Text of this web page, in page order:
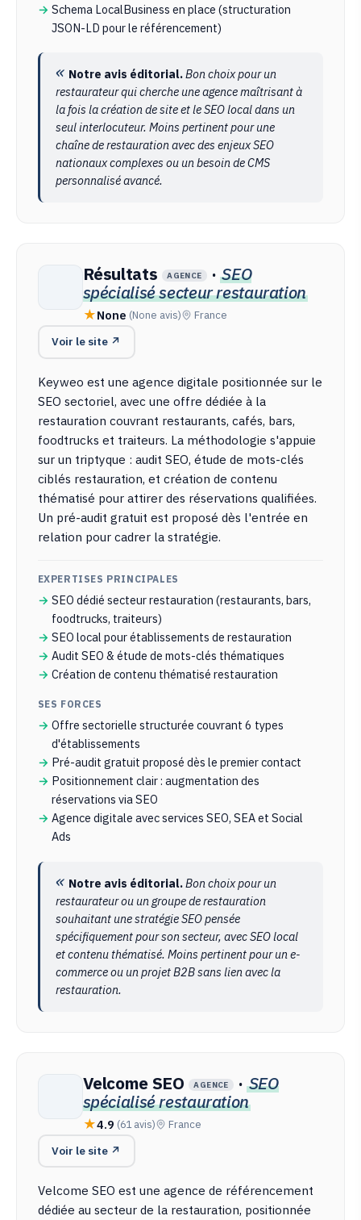
Schema LocalBusiness en place (structuration
JSON-LD pour le référencement)
Notre avis éditorial.Bon choix pour un
restaurateur qui cherche une agence maîtrisant à
la fois la création de site et le SEO local dans un
seul interlocuteur. Moins pertinent pour une
chaîne de restauration avec des enjeux SEO
nationaux complexes ou un besoin de CMS
personnalisé avancé.
Résultats AGENCE · SEO
spécialisé secteur restauration
None (None avis) France
Voir le site ↗
Keyweo est une agence digitale positionnée sur le
SEO sectoriel, avec une offre dédiée à la
restauration couvrant restaurants, cafés, bars,
foodtrucks et traiteurs. La méthodologie s'appuie
sur un triptyque : audit SEO, étude de mots-clés
ciblés restauration, et création de contenu
thématisé pour attirer des réservations qualifiées.
Un pré-audit gratuit est proposé dès l'entrée en
relation pour cadrer la stratégie.
EXPERTISES PRINCIPALES
SEO dédié secteur restauration (restaurants, bars,
foodtrucks, traiteurs)
SEO local pour établissements de restauration
Audit SEO & étude de mots-clés thématiques
Création de contenu thématisé restauration
SES FORCES
Offre sectorielle structurée couvrant 6 types
d'établissements
Pré-audit gratuit proposé dès le premier contact
Positionnement clair : augmentation des
réservations via SEO
Agence digitale avec services SEO, SEA et Social
Ads
Notre avis éditorial.Bon choix pour un
restaurateur ou un groupe de restauration
souhaitant une stratégie SEO pensée
spécifiquement pour son secteur, avec SEO local
et contenu thématisé. Moins pertinent pour un e-
commerce ou un projet B2B sans lien avec la
restauration.
Velcome SEO AGENCE ·SEO
spécialisé restauration
4.9 (61 avis) France
Voir le site ↗
Velcome SEO est une agence de référencement
dédiée au secteur de la restauration, positionnée